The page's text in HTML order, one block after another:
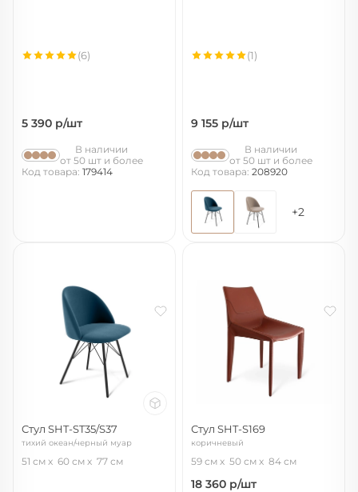
5 390 р/шт
(6)
В наличии
от 50 шт и более
Код товара: 179414
9 155 р/шт
(1)
В наличии
от 50 шт и более
Код товара: 208920
+2
Стул SHT-ST35/S37
тихий океан/черный муар
51 см 60 см 77 см
Стул SHT-S169
коричневый
59 см 50 см 84 см
18 360 р/шт